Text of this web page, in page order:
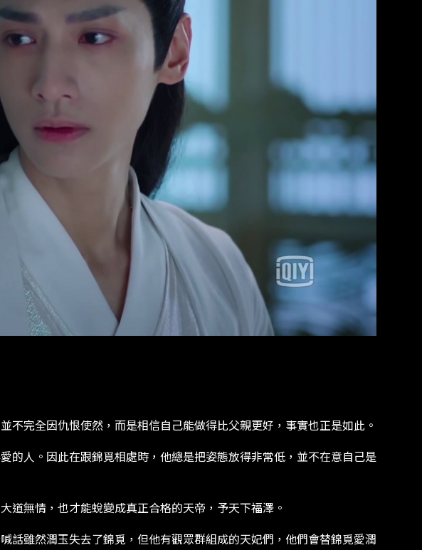
完全因仇恨使然，而是相信自己能做得比父親更好，事實也正是如此。
的人。因此在跟錦覓相處時，他總是把姿態放得非常低，並不在意自己是
道無情，也才能蛻變成真正合格的天帝，予天下福澤。
話雖然潤玉失去了錦覓，但他有觀眾群組成的天妃們，他們會替錦覓愛潤